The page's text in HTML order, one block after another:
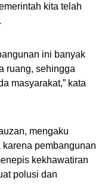
kita telah
ini banyak
ruang, sehingga
masyarakat,” kata
mengaku
pembangunan
kekhawatiran
polusi dan